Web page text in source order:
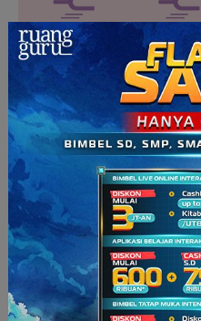
Kalau kita lihat dari data-
terjadi resonansi selalu
ya!